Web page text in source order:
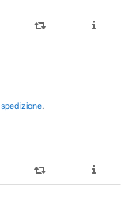
spedizione.